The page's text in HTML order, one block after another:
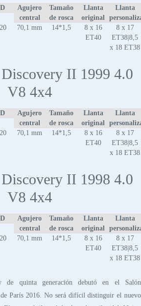
Agujero
central
Tamaño
de rosca
Llanta
original
Llanta
70,1 mm 14*1,5
8 x 16
ET40
8 x 17
ET38|8,5
x 18 ET38
II 1999 4.0
V8 4x4
Agujero
central
Tamaño
de rosca
Llanta
original
Llanta
70,1 mm 14*1,5
8 x 16
ET40
8 x 17
ET38|8,5
x 18 ET38
II 1998 4.0
V8 4x4
Agujero
central
Tamaño
de rosca
Llanta
original
Llanta
70,1 mm 14*1,5
8 x 16
ET40
8 x 17
ET38|8,5
x 18 ET38
de quinta generación debutó en el Salón
París 2016. No será difícil distinguir el nuevo